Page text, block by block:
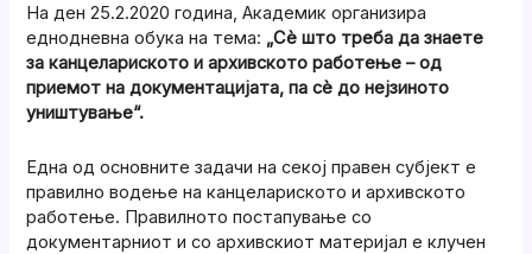
На ден 25.2.2020 година, Академик организира
еднодневна обука на тема: „Сè што треба да знаете
за канцелариското и архивското работење – од
приемот на документацијата, па сè до нејзиното
уништување“.
Една од основните задачи на секој правен субјект е
правилно водење на канцелариското и архивското
работење. Правилното постапување со
документарниот и со архивскиот материјал е клучен